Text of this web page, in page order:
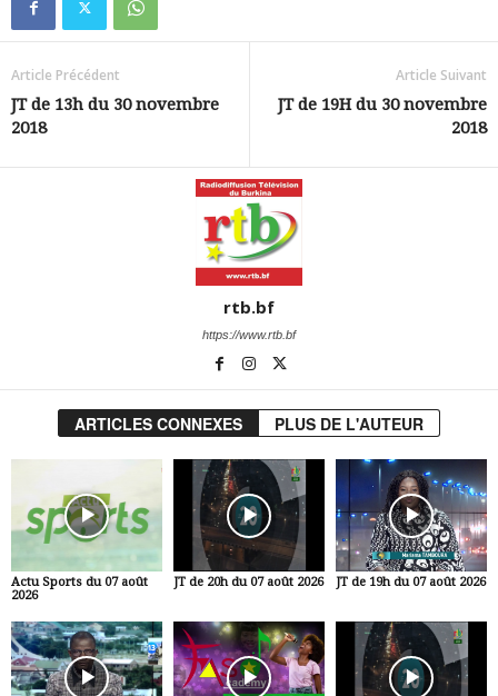
Article Précédent
JT de 13h du 30 novembre
2018
Article Suivant
JT de 19H du 30 novembre
2018
rtb.bf
https://www.rtb.bf
ARTICLES CONNEXES PLUS DE L'AUTEUR
Actu Sports du 07 août
2026
JT de 20h du 07 août 2026 JT de 19h du 07 août 2026